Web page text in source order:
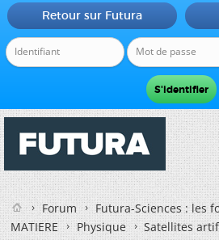
Retour sur Futura
Forum
Futura-Sciences : les
MATIERE
Physique Satellites